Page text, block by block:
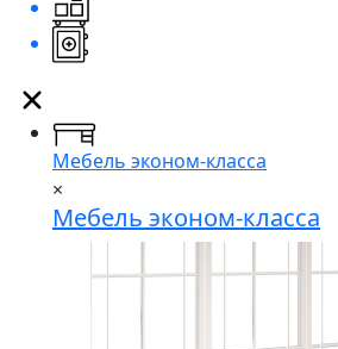
Мебель эконом-класса
×
Мебель эконом-класса